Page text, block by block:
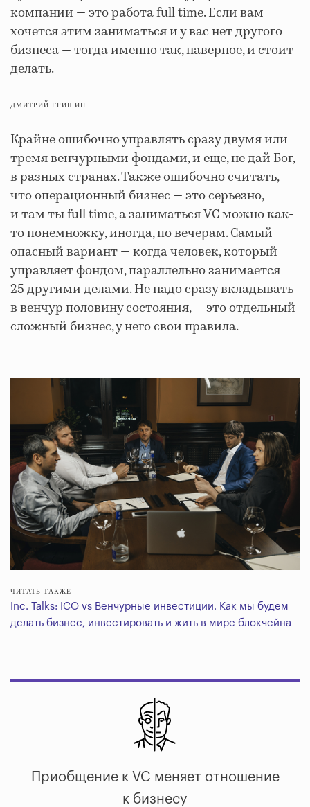
компании — это работа full time. Если вам
хочется этим заниматься и у вас нет другого
бизнеса — тогда именно так, наверное, и стоит
делать.
ДМИТРИЙ ГРИШИН
Крайне ошибочно управлять сразу двумя или
тремя венчурными фондами, и еще, не дай Бог,
в разных странах. Также ошибочно считать,
что операционный бизнес — это серьезно,
и там ты full time, а заниматься VC можно как-
то понемножку, иногда, по вечерам. Самый
опасный вариант — когда человек, который
управляет фондом, параллельно занимается
25 другими делами. Не надо сразу вкладывать
в венчур половину состояния, — это отдельный
сложный бизнес, у него свои правила.
ЧИТАТЬ ТАКЖЕ
Inc. Talks: ICO vs Венчурные инвестиции. Как мы будем
делать бизнес, инвестировать и жить в мире блокчейна
Приобщение к VC меняет отношение
к бизнесу